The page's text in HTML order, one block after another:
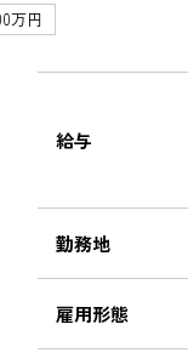
万円
給与
勤務地
雇用形態